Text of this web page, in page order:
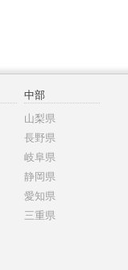
中部
山梨県
長野県
岐阜県
静岡県
愛知県
三重県